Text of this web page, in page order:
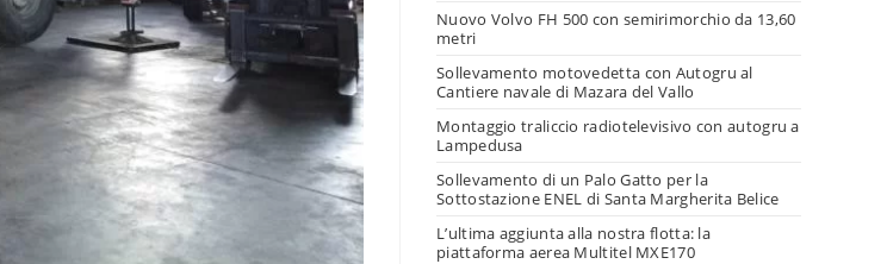
Nuovo Volvo FH 500 con semirimorchio da 13,60
metri
Sollevamento motovedetta con Autogru al
Cantiere navale di Mazara del Vallo
Montaggio traliccio radiotelevisivo con autogru a
Lampedusa
Sollevamento di un Palo Gatto per la
Sottostazione ENEL di Santa Margherita Belice
L’ultima aggiunta alla nostra flotta: la
piattaforma aerea Multitel MXE170